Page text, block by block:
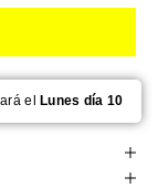
elLunes día 10